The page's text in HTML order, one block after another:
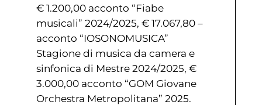
€ 1.200,00 acconto “Fiabe
musicali” 2024/2025, € 17.067,80 –
acconto “IOSONOMUSICA”
Stagione di musica da camera e
sinfonica di Mestre 2024/2025, €
3.000,00 acconto “GOM Giovane
Orchestra Metropolitana” 2025.